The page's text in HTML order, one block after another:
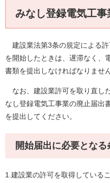
みなし登録電気工
建設業法第3条の規定による
を開始したときは、遅滞なく、
書類を提出しなければなりません
なお、建設業許可を取り直し
なし登録電気工事業の廃止届出
を提出してください。
開始届出に必要となる
1.建設業の許可を取得している